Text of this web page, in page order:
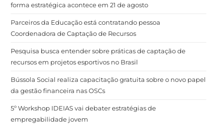
forma estratégica acontece em 21 de agosto
Parceiros da Educação está contratando pessoa
Coordenadora de Captação de Recursos
Pesquisa busca entender sobre práticas de captação de
recursos em projetos esportivos no Brasil
Bússola Social realiza capacitação gratuita sobre o novo papel
da gestão financeira nas OSCs
5º Workshop IDEIAS vai debater estratégias de
empregabilidade jovem